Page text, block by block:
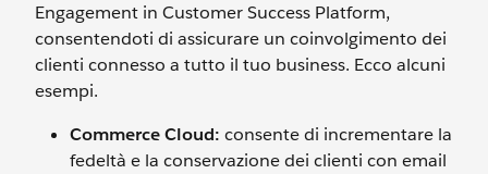
Engagement in Customer Success Platform,
consentendoti di assicurare un coinvolgimento dei
clienti connesso a tutto il tuo business. Ecco alcuni
esempi.
Commerce Cloud: consente di incrementare la
fedeltà e la conservazione dei clienti con email